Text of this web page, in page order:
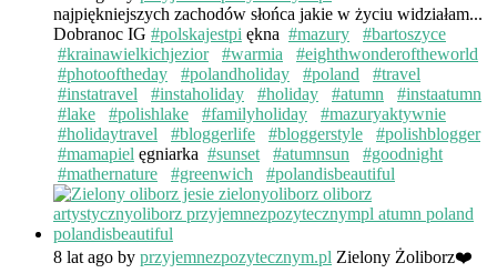
najpiękniejszych zachodów słońca jakie w życiu widziałam...
Dobranoc IG #polskajestpi ękna #mazury
#bartoszyce
#krainawielkichjezior
#warmia
#eighthwonderoftheworld
#photooftheday
#polandholiday #poland
#travel
#instatravel
#instaholiday #holiday #atumn
#instaatumn
#lake
#polishlake #familyholiday
#mazuryaktywnie
#holidaytravel
#bloggerlife #bloggerstyle
#polishblogger
#mamapiel ęgniarka #sunset #atumnsun
#goodnight
#mathernature
#greenwich #polandisbeautiful
8 lat ago by przyjemnezpozytecznym.pl Zielony Żoliborz❤️